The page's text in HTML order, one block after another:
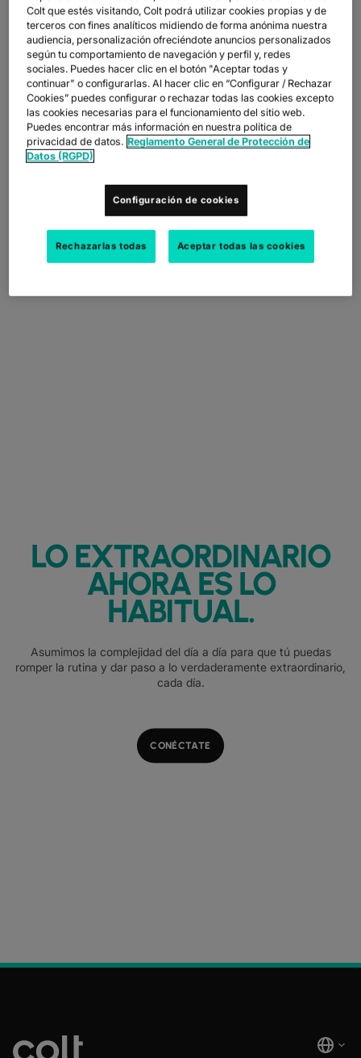
DESCUBRIR
MAPA DE RED
FICHAS TÉCNICAS
NUESTROS PARTNERS
MERCADOS DE CAPITALES
NUESTROS CLIENTES DIGITALES
MINORISTA
MERCADOS DE CAPITALES
COMERCIO MAYORISTA
FABRICACIÓN
FARMACÉUTICO
MINORISTA
DEFENSA
TRANSPORTE Y LOGÍSTICA
IP TRÁNSITO
ETHERNET
DEDICATED CLOUD ACCESS
NETWORK AS A SERVICE
REDES DE ÁREA AMPLIA
VPN IP
SOLUCIONES CPE
SD-WAN + SASE
LAN + LAN INALÁMBRICA
FICHAS TÉCNICAS
BOLETINES INFORMATIVOS
ESTADO DE LA RED
Caroline is also responsible for Colt’s ESG strategy, including
sustainability and diversity & inclusion. Dedicated to building a
more diverse workplace, Caroline is a mentor and Diversity
sponsor, championing inclusivity.
She is also Chairman of the Corporate Compliance Committee,
dealing with Whistleblowing and Ethics and is responsible for
implementing and monitoring Colt’s anti-bribery programme.
Caroline oversees corporate governance at Colt and acts as
Secretary to the Board, Audit Committee and Remuneration
joint venture, Radianz, and Rea Brothers Group plc. She
qualified as a solicitor in 1990.
LO EXTRAORDINARIO
AHORA ES LO
HABITUAL.
Asumimos la complejidad del día a día para que tú puedas
romper la rutina y dar paso a lo verdaderamente extraordinario,
cada día.
CONÉCTATE
Colt que estés visitando, Colt podrá utilizar cookies propias y de
terceros con fines analíticos midiendo de forma anónima nuestra
audiencia, personalización ofreciéndote anuncios personalizados
según tu comportamiento de navegación y perfil y, redes
sociales. Puedes hacer clic en el botón "Aceptar todas y
continuar" o configurarlas. Al hacer clic en “Configurar / Rechazar
Cookies” puedes configurar o rechazar todas las cookies excepto
las cookies necesarias para el funcionamiento del sitio web.
Puedes encontrar más información en nuestra política de
privacidad de datos. Reglamento General de Protección de
Datos (RGPD)
Configuración de cookies
Rechazarlas todas Aceptar todas las cookies